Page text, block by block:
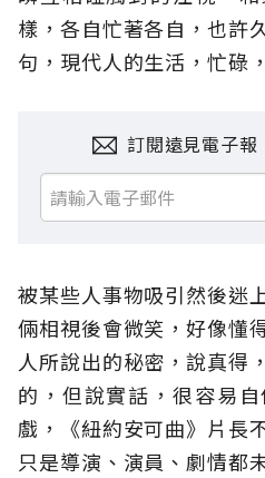
樣，各自忙著各自，也許
句，現代人的生活，忙碌
訂閱遠見電子報
被某些人事物吸引然後迷
倆相視後會微笑，好像懂
人所說出的秘密，說真得
的，但說實話，很容易
戲，《紐約安可曲》片長
只是導演、演員、劇情都